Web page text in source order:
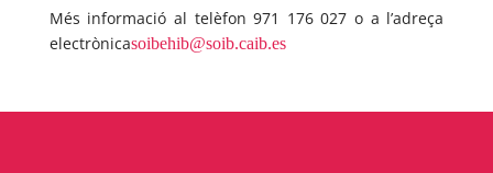
Més informació al telèfon 971 176 027 o a l’adreça
electrònicasoibehib@soib.caib.es